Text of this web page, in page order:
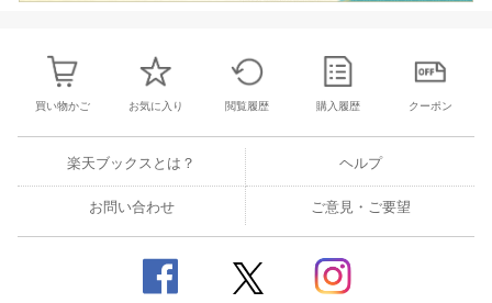
買い物かご お気に入り 閲覧履歴 購入履歴 クーポン
楽天ブックスとは？ ヘルプ
お問い合わせ ご意見・ご要望